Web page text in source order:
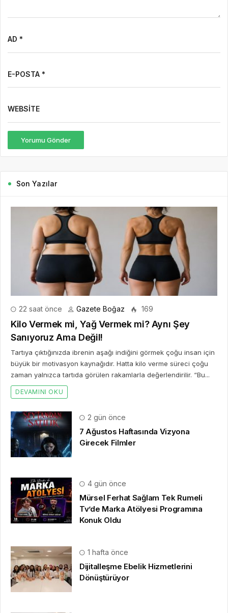
AD *
E-POSTA *
WEBSITE
Yorumu Gönder
Son Yazılar
22 saat önce Gazete Boğaz 169
Kilo Vermek mi, Yağ Vermek mi? Aynı Şey
Sanıyoruz Ama Değil!
Tartıya çıktığınızda ibrenin aşağı indiğini görmek çoğu insan için
büyük bir motivasyon kaynağıdır. Hatta kilo verme süreci çoğu
zaman yalnızca tartıda görülen rakamlarla değerlendirilir. “Bu...
DEVAMINI OKU
2 gün önce
7 Ağustos Haftasında Vizyona
Girecek Filmler
4 gün önce
Mürsel Ferhat Sağlam Tek Rumeli
Tv’de Marka Atölyesi Programına
Konuk Oldu
1 hafta önce
Dijitalleşme Ebelik Hizmetlerini
Dönüştürüyor